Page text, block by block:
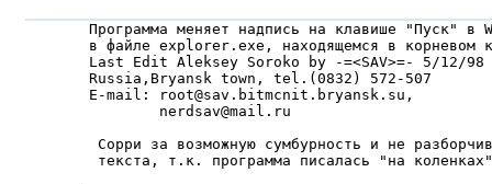
Программа меняет надпись на клавише "Пуск" в
в файле explorer.exe, находящемся в корневом
Last Edit Aleksey Soroko by -=<SAV>=- 5/12/98
Russia,Bryansk town, tel.(0832) 572-507
E-mail: root@sav.bitmcnit.bryansk.su,
         nerdsav@mail.ru
Сорри за возможную сумбурность и не
текста, т.к. программа писалась "на